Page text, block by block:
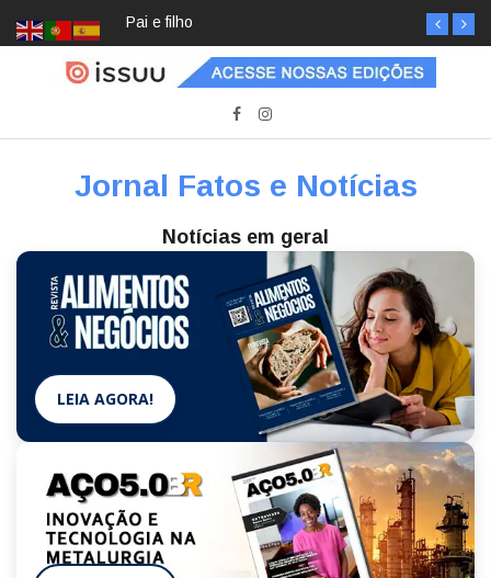
Pai e filho
Jornal Fatos e Notícias
Notícias em geral
LEIA AGORA!